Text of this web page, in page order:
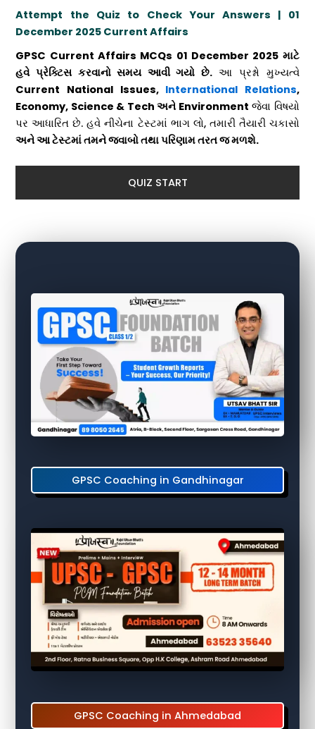
Attempt the Quiz to Check Your Answers | 01
December 2025 Current Affairs
GPSC Current Affairs MCQs 01 December 2025 માટે
હવે પ્રેક્ટિસ કરવાનો સમય આવી ગયો છે.આ પ્રશ્નો મુખ્યત્વે
Current National Issues, International Relations,
Economy, Science & Tech અને Environment જેવા વિષયો
પર આધારિત છે. હવે નીચેના ટેસ્ટમાં ભાગ લો, તમારી તૈયારી ચકાસો
અને આ ટેસ્ટમાં તમને જવાબો તથા પરિણામ તરત જ મળશે.
QUIZ START
GPSC Coaching in Gandhinagar
GPSC Coaching in Ahmedabad